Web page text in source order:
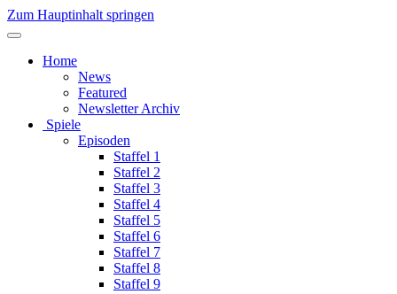
Zum Hauptinhalt springen
Home
News
Featured
Newsletter Archiv
Spiele
Episoden
Staffel 1
Staffel 2
Staffel 3
Staffel 4
Staffel 5
Staffel 6
Staffel 7
Staffel 8
Staffel 9